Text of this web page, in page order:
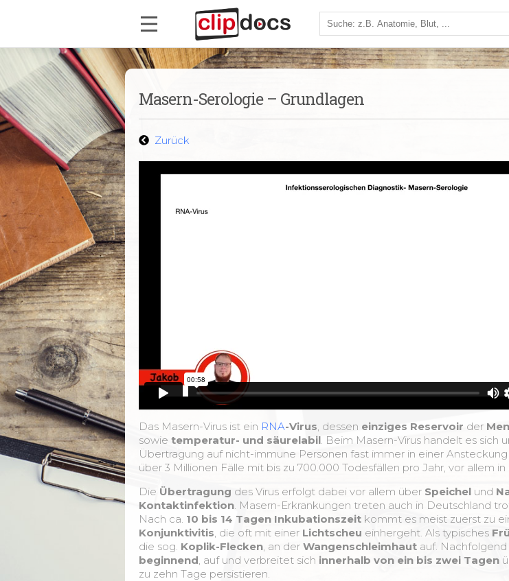
Masern-Serologie – Grundlagen
Zurück
Das Masern-Virus ist ein RNA-Virus, dessen einziges Reservoir der
sowie temperatur- und säurelabil. Beim Masern-Virus handelt es sich
Übertragung auf nicht-immune Personen fast immer in einer
über 3 Millionen Fälle mit bis zu 700.000 Todesfällen pro Jahr, vor allem
Die Übertragung des Virus erfolgt dabei vor allem über Speichel und
Kontaktinfektion. Masern-Erkrankungen treten auch in Deutschland
Nach ca. 10 bis 14 Tagen Inkubationszeit kommt es meist zuerst zu
Konjunktivitis, die oft mit einer Lichtscheu einhergeht. Als typisches
die sog. Koplik-Flecken, an der Wangenschleimhaut auf.
beginnend, auf und verbreitet sich innerhalb von ein bis zwei Tagen
zu zehn Tage persistieren.